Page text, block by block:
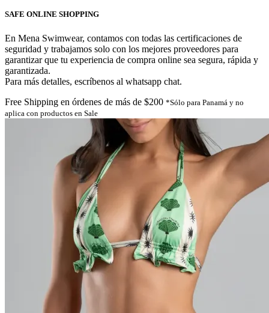
SAFE ONLINE SHOPPING
En Mena Swimwear, contamos con todas las certificaciones de
seguridad y trabajamos solo con los mejores proveedores para
garantizar que tu experiencia de compra online sea segura, rápida y
garantizada.
Para más detalles, escríbenos al whatsapp chat.
Free Shipping en órdenes de más de $200 *Sólo para Panamá y no
aplica con productos en Sale